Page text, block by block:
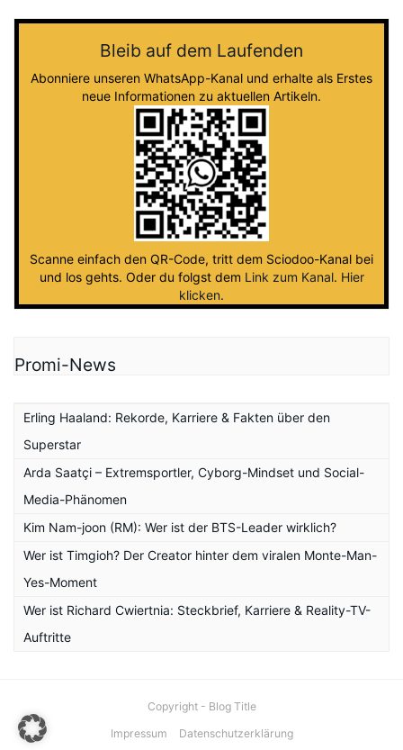
Bleib auf dem Laufenden
Abonniere unseren WhatsApp-Kanal und erhalte als Erstes
neue Informationen zu aktuellen Artikeln.
Scanne einfach den QR-Code, tritt dem Sciodoo-Kanal bei
und los gehts. Oder du folgst dem Link zum Kanal. Hier
klicken.
Promi-News
Erling Haaland: Rekorde, Karriere & Fakten über den
Superstar
Arda Saatçi – Extremsportler, Cyborg-Mindset und Social-
Media-Phänomen
Kim Nam-joon (RM): Wer ist der BTS-Leader wirklich?
Wer ist Timgioh? Der Creator hinter dem viralen Monte-Man-
Yes-Moment
Wer ist Richard Cwiertnia: Steckbrief, Karriere & Reality-TV-
Auftritte
Copyright - Blog Title
Impressum
Datenschutzerklärung